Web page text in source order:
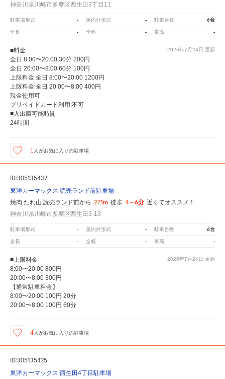
神奈川県川崎市多摩区西生田3丁目11
駐車場形式 - 屋内外形式 - 駐車台数 6台
全長 - 全幅 - 車高 -
2026年7月24日 更新
■料金
全日 8:00〜20:00 30分 200円
全日 20:00〜8:00 60分 100円
上限料金 全日 8:00〜20:00 1200円
上限料金 全日 20:00〜8:00 400円
現金使用可
プリペイドカード利用:不可
■入出庫可能時間
24時間
1 人がお気に入りの駐車場
ID:305135432
東洋カーマックス 読売ランド前駐車場
焼肉 たれ山 読売ランド前から 271m 徒歩 4～6分 近くてオススメ！
神奈川県川崎市多摩区西生田3-13
駐車場形式 - 屋内外形式 - 駐車台数 6台
全長 - 全幅 - 車高 -
2026年7月24日 更新
■上限料金
8:00〜20:00 800円
20:00〜8:00 300円
【通常駐車料金】
8:00〜20:00 100円 20分
20:00〜8:00 100円 60分
4 人がお気に入りの駐車場
ID:305135425
東洋カーマックス 西生田4丁目駐車場